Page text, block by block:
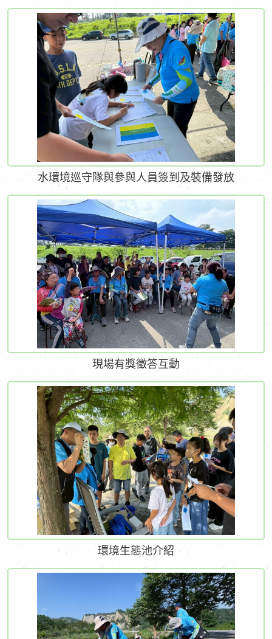
水環境巡守隊與參與人員簽到及裝備發放
現場有獎徵答互動
環境生態池介紹